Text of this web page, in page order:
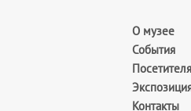
О музее
События
Контакты